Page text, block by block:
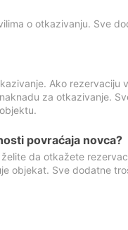
o otkazivanju. Sve
Ako rezervaciju
za otkazivanje.
povraćaja novca?
da otkažete
objekat. Sve dodatne